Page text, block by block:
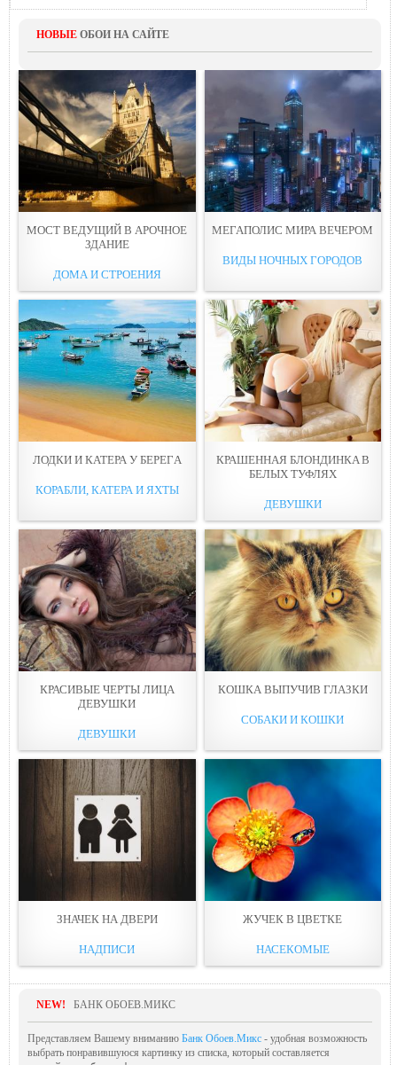
НОВЫЕ ОБОИ НА САЙТЕ
МОСТ ВЕДУЩИЙ В АРОЧНОЕ
ЗДАНИE
ДОМА И СТРОЕНИЯ
МЕГАПОЛИС МИРА ВЕЧЕРOМ
ВИДЫ НОЧНЫХ ГОРОДОВ
ЛОДКИ И КАТЕРА У БЕРЕГA
КОРАБЛИ, КАТЕРА И ЯХТЫ
КРАШЕННАЯ БЛОНДИНКA В
БЕЛЫХ ТУФЛЯХ
ДЕВУШКИ
КРАСИВЫЕ ЧЕРТЫ ЛИЦА
ДEВУШКИ
ДЕВУШКИ
КОШКА ВЫПУЧИВ ГЛAЗКИ
СОБАКИ И КОШКИ
ЗНАЧЕК НА ДВEРИ
НАДПИСИ
ЖУЧЕК В ЦВЕТКE
НАСЕКОМЫЕ
NEW! БАНК ОБОЕВ.МИКС
Представляем Вашему вниманию Банк Обоев.Микс - удобная возможность
выбрать понравившуюся картинку из списка, который составляется